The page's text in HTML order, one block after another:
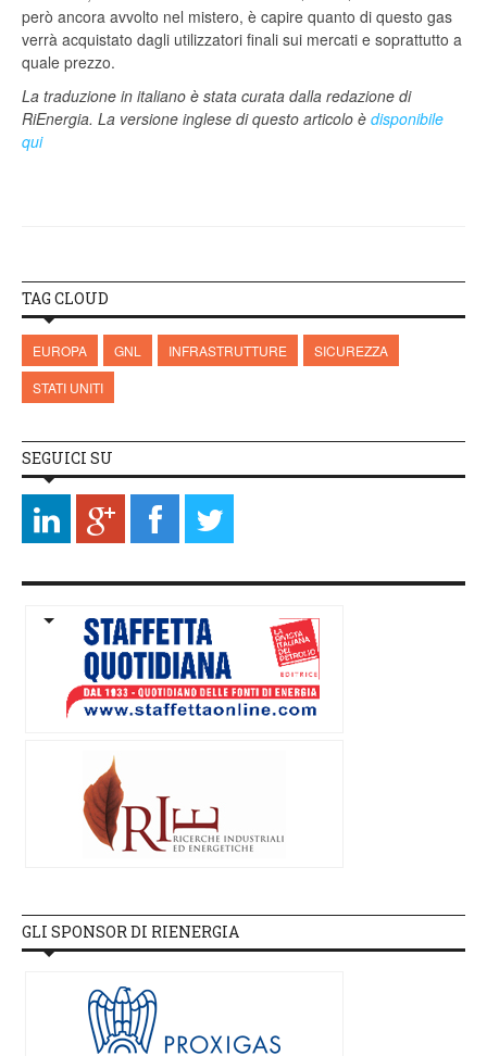
però ancora avvolto nel mistero, è capire quanto di questo gas
verrà acquistato dagli utilizzatori finali sui mercati e soprattutto a
quale prezzo.
La traduzione in italiano è stata curata dalla redazione di
RiEnergia. La versione inglese di questo articolo è disponibile
qui
TAG CLOUD
EUROPA GNL INFRASTRUTTURE
SICUREZZA
STATI UNITI
SEGUICI SU
GLI SPONSOR DI RIENERGIA